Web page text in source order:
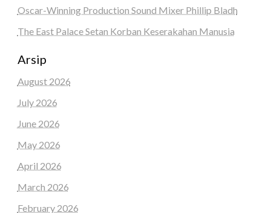
Oscar-Winning Production Sound Mixer Phillip Bladh
The East Palace Setan Korban Keserakahan Manusia
Arsip
August 2026
July 2026
June 2026
May 2026
April 2026
March 2026
February 2026